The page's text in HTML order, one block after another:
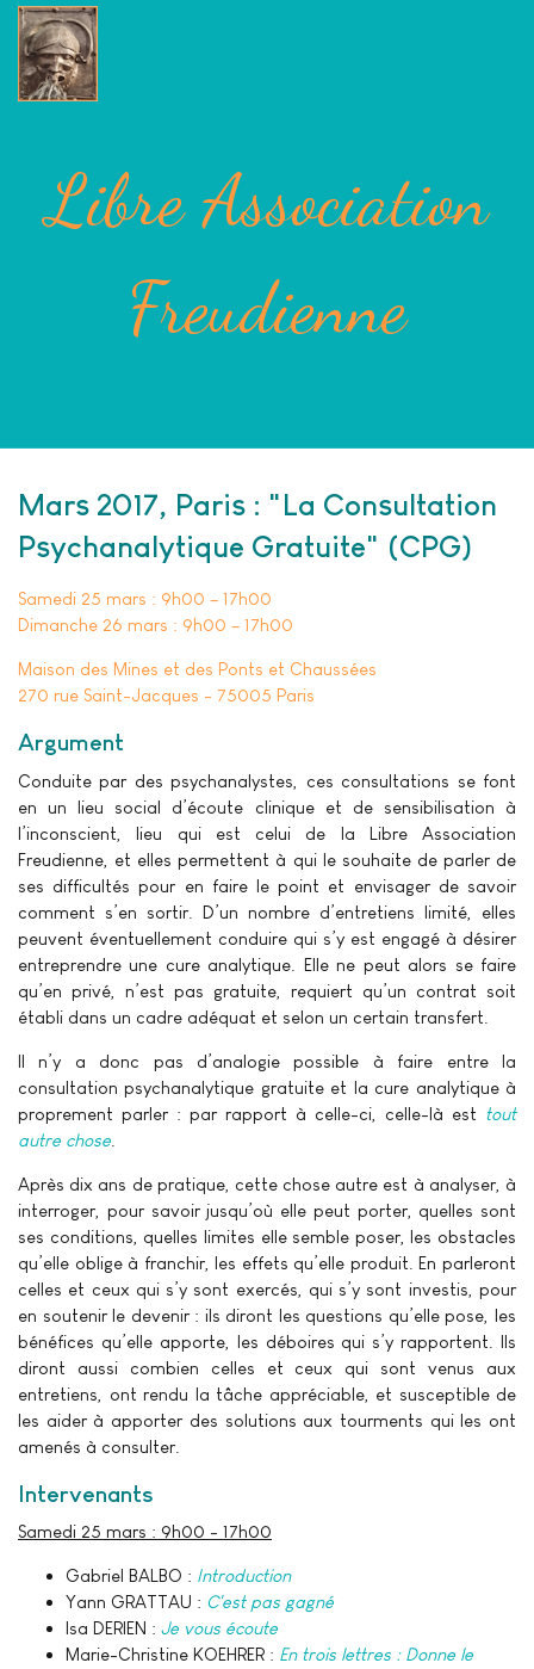
Libre Association
Freudienne
Mars 2017, Paris : "La Consultation
Psychanalytique Gratuite" (CPG)
Samedi 25 mars : 9h00 – 17h00
Dimanche 26 mars : 9h00 – 17h00
Maison des Mines et des Ponts et Chaussées
270 rue Saint-Jacques - 75005 Paris
Argument
Conduite par des psychanalystes, ces consultations se font
en un lieu social d’écoute clinique et de sensibilisation à
l’inconscient, lieu qui est celui de la Libre Association
Freudienne, et elles permettent à qui le souhaite de parler de
ses difficultés pour en faire le point et envisager de savoir
comment s’en sortir. D’un nombre d’entretiens limité, elles
peuvent éventuellement conduire qui s’y est engagé à désirer
entreprendre une cure analytique. Elle ne peut alors se faire
qu’en privé, n’est pas gratuite, requiert qu’un contrat soit
établi dans un cadre adéquat et selon un certain transfert.
Il n’y a donc pas d’analogie possible à faire entre la
consultation psychanalytique gratuite et la cure analytique à
proprement parler : par rapport à celle-ci, celle-là est tout
autre chose
Après dix ans de pratique, cette chose autre est à analyser, à
interroger, pour savoir jusqu’où elle peut porter, quelles sont
ses conditions, quelles limites elle semble poser, les obstacles
qu’elle oblige à franchir, les effets qu’elle produit. En parleront
celles et ceux qui s’y sont exercés, qui s’y sont investis, pour
en soutenir le devenir : ils diront les questions qu’elle pose, les
bénéfices qu’elle apporte, les déboires qui s’y rapportent. Ils
diront aussi combien celles et ceux qui sont venus aux
entretiens, ont rendu la tâche appréciable, et susceptible de
les aider à apporter des solutions aux tourments qui les ont
amenés à consulter.
Intervenants
Samedi 25 mars : 9h00 - 17h00
Gabriel BALBO : Introduction
Yann GRATTAU : C'est pas gagné
Isa DERIEN : Je vous écoute
Marie-Christine KOEHRER : En trois lettres : Donne le